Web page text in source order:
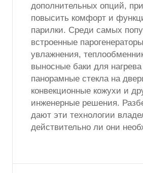
дополнительных опций,
повысить комфорт и
парилки. Среди самых
встроенные
увлажнения,
выносные баки для
панорамные стекла на
конвекционные кожухи и
инженерные решения.
дают эти технологии
действительно ли они